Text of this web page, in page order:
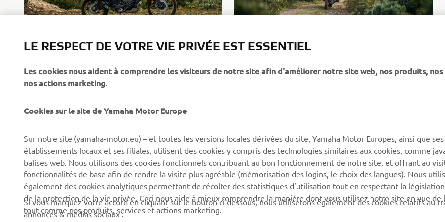
Découvrez Yamaha
Événements
Press
Systèmes pour VAE
Parcours de golf
Premiers secours
MyYamaha
Yamaha Music
Yamaha Racing
Yamaha Motor Global
Support de la boutique en
ligne
Catalogue pièces
détachées
LE RESPECT DE VOTRE VIE PRIVÉE EST ESSENTIEL
Les cookies nous aident à comprendre les visiteurs de notre site afin d'améliorer notre site web, nos produits, nos
nos actions marketing.
Cookies sur le site de Yamaha Motor Europe
Sur notre site (yamaha-motor.eu) – et toutes les versions locales dérivées du site, Yamaha Motor Europes, ainsi que ses
établissements locaux et ses filiales, utilisent des cookies y compris des technologies similaires aux cookies, comme
balises web. Nous utilisons des cookies fonctionnels contribuant au bon fonctionnement de notre site, et offrant au
fonctionnalités de base afin de rendre la visite plus agréable (mémorisation des logins, le choix des langues). Nous
également des cookies analytiques permettant de récolter des statistiques d’utilisation tout en respectant la
de la protection de la vie privée. Ceci nous aide à mieux comprendre la manière dont vous utilisez notre site en vue de
tout comme nos produits, services et actions marketing.
Si vous marquez votre accord en cliquant sur le bouton ci-dessous, nous utiliserons également des cookies relatifs au
annonces & médias sociaux :